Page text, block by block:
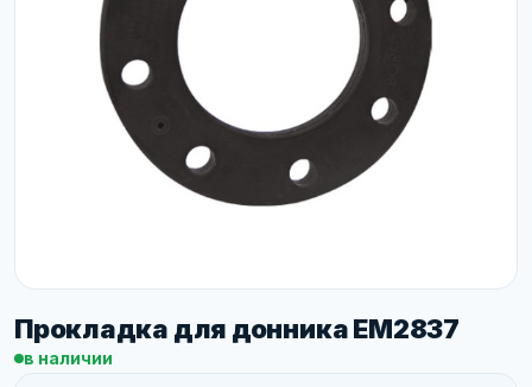
Прокладка для донника EM2837
в наличии